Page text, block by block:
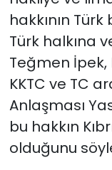
hakkının
Türk halkına
Teğmen İpek,
KKTC ve TC
Anlaşması
bu hakkın
olduğunu